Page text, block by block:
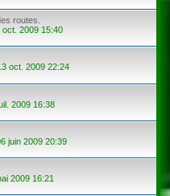
routes.
oct. 2009 15:40
oct. 2009 22:24
2009 16:38
juin 2009 20:39
2009 16:21